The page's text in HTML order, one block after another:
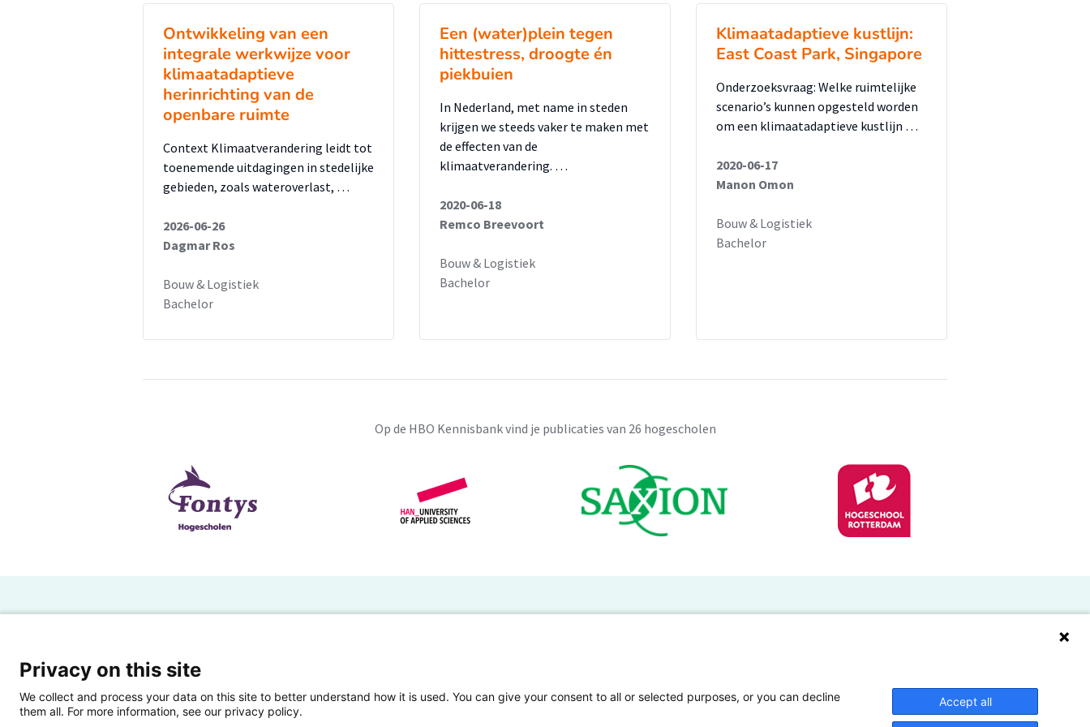
advies gegeven welke klimaatadaptieve maatregelen mogelijk zijn.
Aanbevolen is om in de buurten waar groenvakken aanwezig zijn zoveel
mogelijk overtollig regenwater oppervlakkig te laten afstromen. Hiermee
wordt regenwater gebufferd, wordt er vertraagd afgevoerd naar het
regenwaterafvoer systeem en kan regenwater worden gebruikt in droge
periodes.
In combinatie met het vergroenen van de openbare ruimte en de mogelijke
toepassing van waterdoorlatende of waterpasserende verharding kan
Lelystad haar openbare ruimte klimaatrobuust maken.
Er zijn vele maatregelen beschikbaar die in het algemeen toepasbaar zijn
om de klimaatbestendigheid van een stad te vergroten. Klimaatbestendige
ontwikkelingen vragen hierbij om een andere benaderingswijze dan
Om het klimaatbelang binnen de gemeentelijke organisatie op een goede
kennisdeelsessies zal klimaatadaptatie meegenomen worden in het begin
van het proces en nieuwe ontwikkelingen in de openbare ruimte.
Ontwikkeling van een
integrale werkwijze voor
klimaatadaptieve
herinrichting van de
openbare ruimte
Context Klimaatverandering leidt tot
toenemende uitdagingen in stedelijke
gebieden, zoals wateroverlast, …
2026-06-26
Dagmar Ros
Bouw & Logistiek
Bachelor
Een (water)plein tegen
hittestress, droogte én
piekbuien
In Nederland, met name in steden
krijgen we steeds vaker te maken met
de effecten van de
klimaatverandering. …
2020-06-18
Remco Breevoort
Bouw & Logistiek
Bachelor
Klimaatadaptieve kustlijn:
East Coast Park, Singapore
Onderzoeksvraag: Welke ruimtelijke
scenario’s kunnen opgesteld worden
om een klimaatadaptieve kustlijn …
2020-06-17
Manon Omon
Bouw & Logistiek
Bachelor
Op de HBO Kennisbank vind je publicaties van 26 hogescholen
Powered by SURF
Eigen onderzoek publiceren
Veelgestelde vragen
Lectoren en onderzoekers
Privacy on this site
We collect and process your data on this site to better understand how it is used. You can give your consent to all or selected purposes, or you can decline
them all. For more information, see our privacy policy.
Accept all